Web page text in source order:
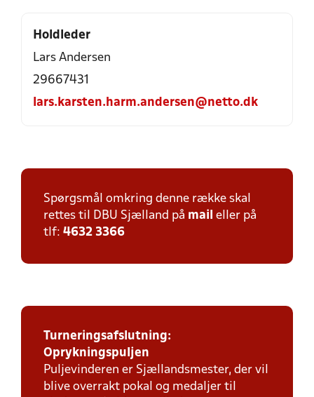
Holdleder
Lars Andersen
29667431
lars.karsten.harm.andersen@netto.dk
Spørgsmål omkring denne række skal
rettes til DBU Sjælland på mail eller på
tlf: 4632 3366
Turneringsafslutning:
Oprykningspuljen
Puljevinderen er Sjællandsmester, der vil
blive overrakt pokal og medaljer til